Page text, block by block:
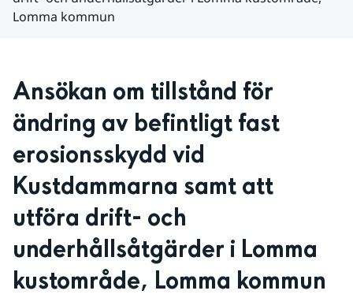
Lomma kommun
Ansökan om tillstånd för
ändring av befintligt fast
erosionsskydd vid
Kustdammarna samt att
utföra drift- och
underhållsåtgärder i Lomma
kustområde, Lomma kommun